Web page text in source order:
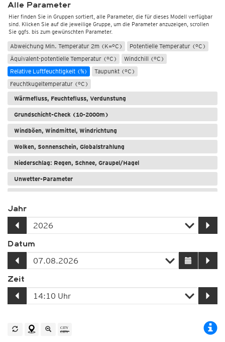
Alle Parameter
Hier finden Sie in Gruppen sortiert, alle Parameter, die für dieses Modell verfügbar
sind. Klicken Sie auf die jeweilige Gruppe, um die Parameter anzuzeigen, scrollen
Sie ggfs. bis zum gewünschten Parameter.
Temperatur 2m, flexible Skala (°C)
Max. Temperatur 2m, 12std (°C)
Min. Temperatur 2m, 12std (°C)
Abweichung Max. Temperatur 2m (K=°C)
Abweichung Min. Temperatur 2m (K=°C)
Potentielle Temperatur (°C)
Äquivalent-potentielle Temperatur (°C)
Windchill (°C)
Relative Luftfeuchtigkeit (%)
Taupunkt (°C)
Feuchtkugeltemperatur (°C)
Wärmefluss, Feuchtefluss, Verdunstung
Grundschicht-Check (10-2000m)
Windböen, Windmittel, Windrichtung
Wolken, Sonnenschein, Globalstrahlung
Niederschlag: Regen, Schnee, Graupel/Hagel
Unwetter-Parameter
Jahr
Datum
Zeit